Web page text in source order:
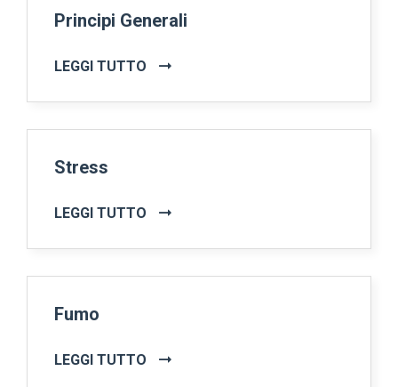
Principi Generali
LEGGI TUTTO
Stress
LEGGI TUTTO
Fumo
LEGGI TUTTO